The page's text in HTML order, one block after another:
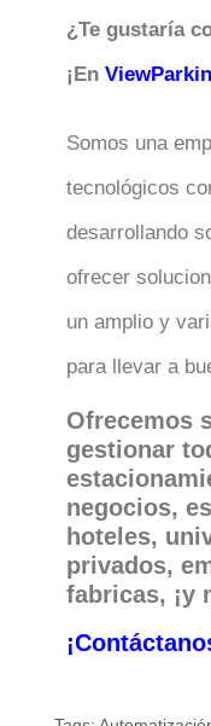
¿Te gustaría
¡En
Somos una
tecnológicos
desarrollando
ofrecer
un amplio y
para llevar a
Ofrecemos
gestionar
negocios,
hoteles,
privados,
fabricas, ¡y